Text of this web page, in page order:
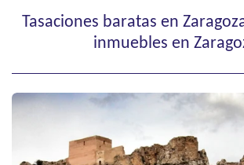
Tasaciones baratas en
inmuebles en